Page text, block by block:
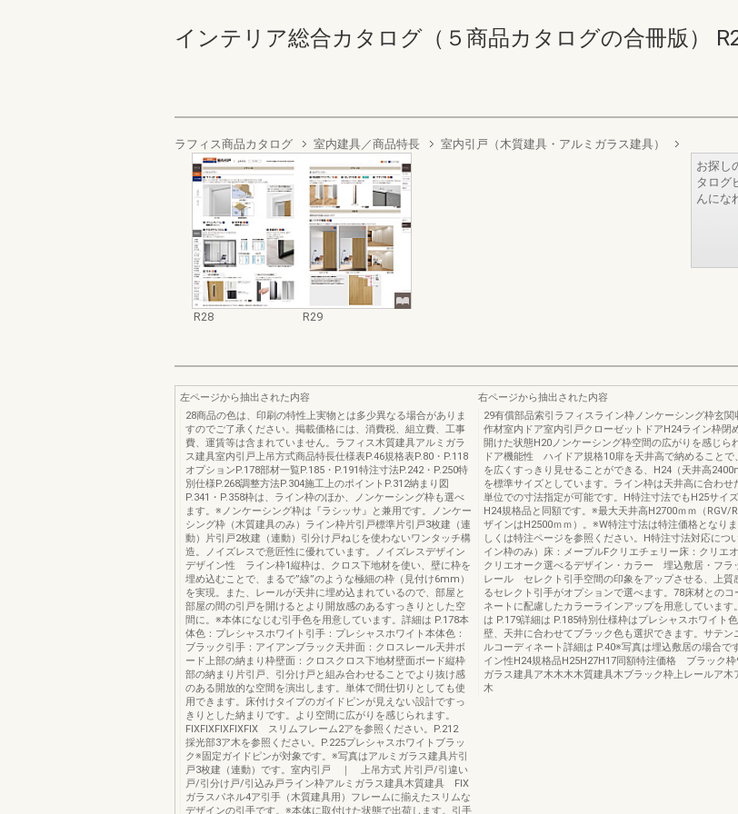
インテリア総合カタログ（５商品カタログの合冊版）
ラフィス商品カタログ 室内建具／商品特長 室内引戸（木質建具・アルミガラス建具）
R28 R29
お探し
タログ
んにな
左ページから抽出された内容
28商品の色は、印刷の特性上実物とは多少異なる場合がありま
すのでご了承ください。掲載価格には、消費税、組立費、工事
費、運賃等は含まれていません。ラフィス木質建具アルミガラ
ス建具室内引戸上吊方式商品特長仕様表P.46規格表P.80・P.118
オプションP.178部材一覧P.185・P.191特注寸法P.242・P.250特
別仕様P.268調整方法P.304施工上のポイントP.312納まり図
P.341・P.358枠は、ライン枠のほか、ノンケーシング枠も選べ
ます。※ノンケーシング枠は『ラシッサ』と兼用です。ノンケー
シング枠（木質建具のみ）ライン枠片引戸標準片引戸3枚建（連
動）片引戸2枚建（連動）引分け戸ねじを使わないワンタッチ構
造。ノイズレスで意匠性に優れています。ノイズレスデザイン
デザイン性 ライン枠1縦枠は、クロス下地材を使い、壁に枠を
埋め込むことで、まるで”線”のような極細の枠（見付け6mm）
を実現。また、レールが天井に埋め込まれているので、部屋と
部屋の間の引戸を開けるとより開放感のあるすっきりとした空
間に。※本体になじむ引手色を用意しています。詳細は P.178本
体色：プレシャスホワイト引手：プレシャスホワイト本体色：
ブラック引手：アイアンブラック天井面：クロスレール天井ボ
ード上部の納まり枠壁面：クロスクロス下地材壁面ボード縦枠
部の納まり片引戸、引分け戸と組み合わせることでより抜け感
のある開放的な空間を演出します。単体で間仕切りとしても使
用できます。床付けタイプのガイドピンが見えない設計ですっ
きりとした納まりです。より空間に広がりを感じられます。
FIXFIXFIXFIXFIX スリムフレーム2アを参照ください。P.212
採光部3ア木を参照ください。P.225プレシャスホワイトブラッ
ク※固定ガイドピンが対象です。※写真はアルミガラス建具片引
戸3枚建（連動）です。室内引戸 ｜ 上吊方式 片引戸/引違い
戸/引分け戸/引込み戸ライン枠アルミガラス建具木質建具 FIX
ガラスパネル4ア引手（木質建具用）フレームに揃えたスリムな
デザインの引手です。※本体に取付けた状態で出荷します。引手
右ページから抽出された内容
29有償部品索引ラフィスライン枠ノンケーシング枠玄関
作材室内ドア室内引戸クローゼットドアH24ライン枠閉
開けた状態H20ノンケーシング枠空間の広がりを感じら
ドア機能性 ハイドア規格10扉を天井高で納めることで
を広くすっきり見せることができる、H24（天井高
を標準サイズとしています。ライン枠は天井高に合わせ
単位での寸法指定が可能です。H特注寸法でもH25サイ
H24規格品と同額です。※最大天井高H2700ｍｍ（RGV/
ザインはH2500ｍｍ）。※W特注寸法は特注価格となり
しくは特注ページを参照ください。H特注寸法対応につ
イン枠のみ）床：メープルFクリエチェリー床：クリエ
クリエオーク選べるデザイン・カラー 埋込敷居・フラ
レール セレクト引手空間の印象をアップさせる、上質
るセレクト引手がオプションで選べます。78床材とのコ
ネートに配慮したカラーラインアップを用意しています
は P.179詳細は P.185特別仕様枠はプレシャスホワイト色
壁、天井に合わせてブラック色も選択できます。サテン
ルコーディネート詳細は P.40※写真は埋込敷居の場合で
イン性H24規格品H25H27H17同額特注価格 ブラック枠
ガラス建具ア木木木木質建具木ブラック枠上レールア木
木